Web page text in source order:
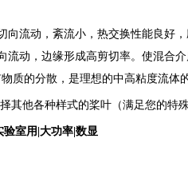
向流动，紊流小，热交换性能良好
流动，边缘形成高剪切率。使混合
质的分散，是理想的中高粘度流体
其他各种样式的桨叶（满足您的特殊
室用|大功率|数显